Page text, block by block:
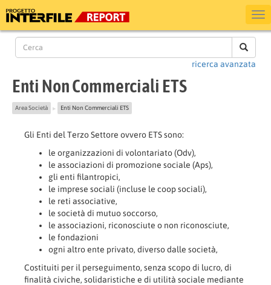
ricerca avanzata
Enti Non Commerciali ETS
Area Società ▶ Enti Non Commerciali ETS
Gli Enti del Terzo Settore ovvero ETS sono:
le organizzazioni di volontariato (Odv),
le associazioni di promozione sociale (Aps),
gli enti filantropici,
le imprese sociali (incluse le coop sociali),
le reti associative,
le società di mutuo soccorso,
le associazioni, riconosciute o non riconosciute,
le fondazioni
ogni altro ente privato, diverso dalle società,
Costituiti per il perseguimento, senza scopo di lucro, di
finalità civiche, solidaristiche e di utilità sociale mediante